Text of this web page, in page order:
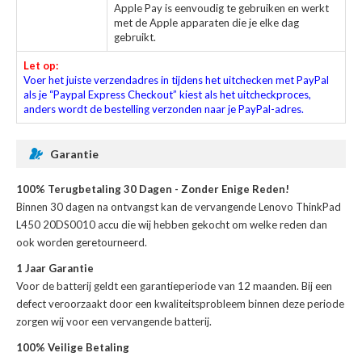
Apple Pay is eenvoudig te gebruiken en werkt
met de Apple apparaten die je elke dag
gebruikt.
Let op:
Voer het juiste verzendadres in tijdens het uitchecken met PayPal
als je “Paypal Express Checkout” kiest als het uitcheckproces,
anders wordt de bestelling verzonden naar je PayPal-adres.
Garantie
100% Terugbetaling 30 Dagen - Zonder Enige Reden!
Binnen 30 dagen na ontvangst kan devervangende Lenovo ThinkPad
L450 20DS0010 accu die wij hebben gekocht om welke reden dan
ook worden geretourneerd.
1 Jaar Garantie
Voor debatterij geldt een garantieperiode van 12 maanden. Bij een
defect veroorzaakt door een kwaliteitsprobleem binnen deze periode
zorgen wij voor een vervangende batterij.
100% Veilige Betaling